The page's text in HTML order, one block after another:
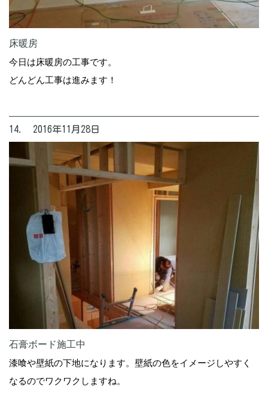
床暖房
今日は床暖房の工事です。
どんどん工事は進みます！
14. 2016年11月28日
石膏ボード施工中
漆喰や壁紙の下地になります。壁紙の色をイメージしやすく
なるのでワクワクしますね。